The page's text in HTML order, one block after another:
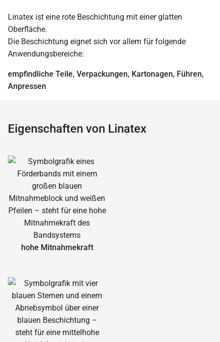
Linatex ist eine rote Beschichtung mit einer glatten
Oberfläche.
Die Beschichtung eignet sich vor allem für folgende
Anwendungsbereiche:
empfindliche Teile, Verpackungen, Kartonagen, Führen,
Anpressen
Eigenschaften von Linatex
hohe Mitnahmekraft